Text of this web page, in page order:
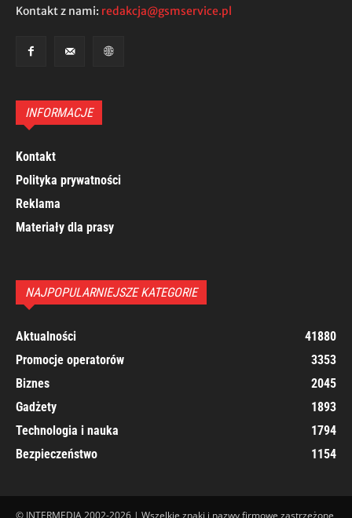
Kontakt z nami: redakcja@gsmservice.pl
INFORMACJE
Kontakt
Polityka prywatności
Reklama
Materiały dla prasy
NAJPOPULARNIEJSZE KATEGORIE
Aktualności
41880
Promocje operatorów
3353
Biznes
2045
Gadżety
1893
Technologia i nauka
1794
Bezpieczeństwo
1154